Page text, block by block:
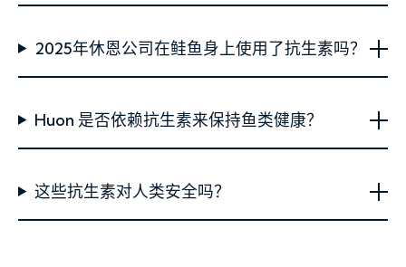
2025年休恩公司在鲑鱼身上使用了抗生素吗？
Huon 是否依赖抗生素来保持鱼类健康？
这些抗生素对人类安全吗？